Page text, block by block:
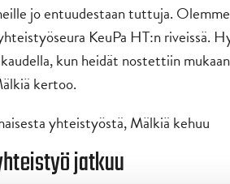
jo entuudestaan tuttuja.
KeuPa HT:n riveissä.
kun heidät nostettiin
kertoo.
yhteistyöstä, Mälkiä kehuu
jatkuu